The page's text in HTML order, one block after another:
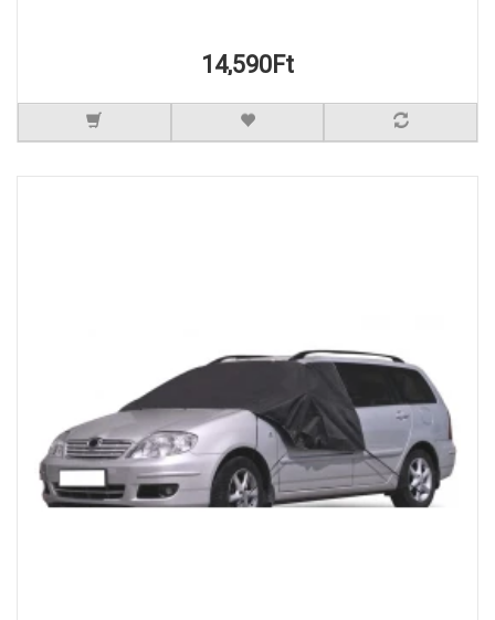
14,590Ft